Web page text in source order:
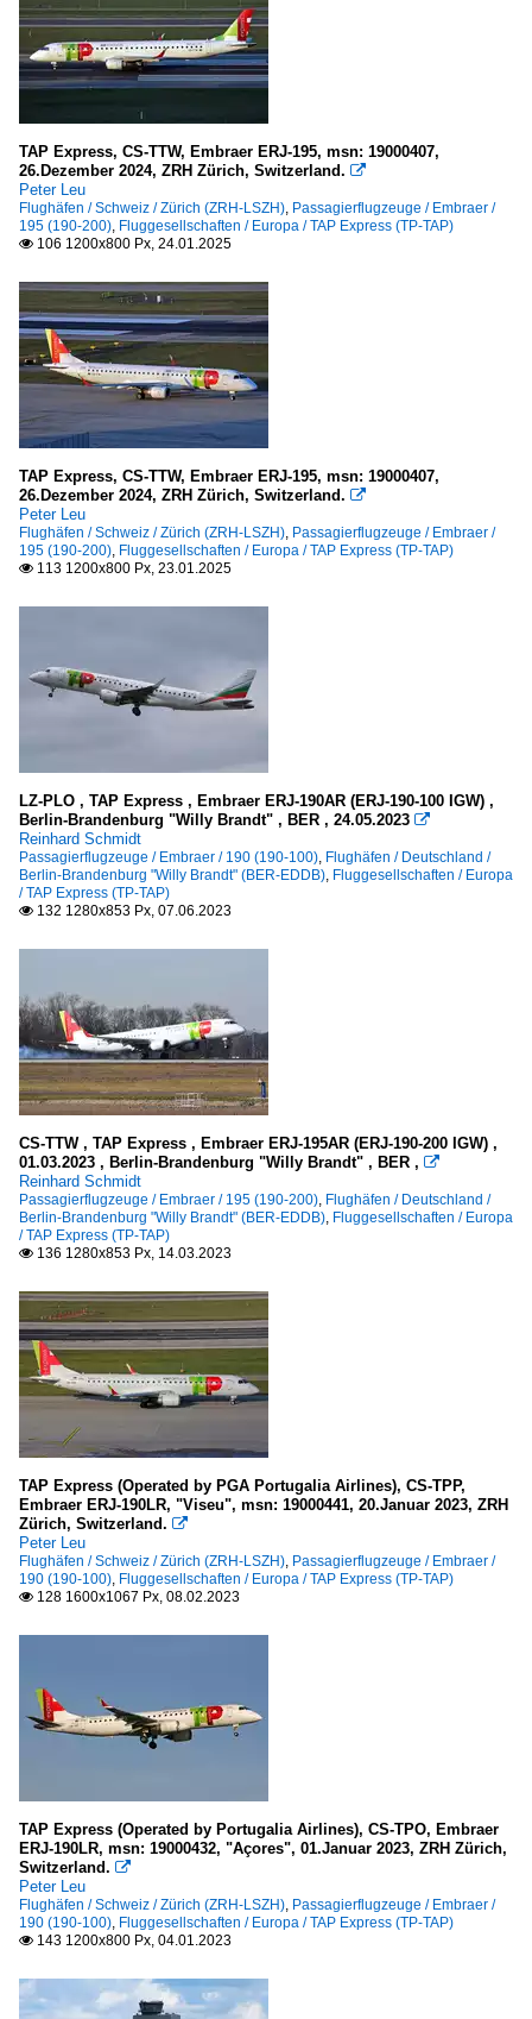
TAP Express, CS-TTW, Embraer ERJ-195, msn: 19000407,
26.Dezember 2024, ZRH Zürich, Switzerland. 
Peter Leu
Flughäfen / Schweiz / Zürich (ZRH-LSZH), Passagierflugzeuge / Embraer /
195 (190-200), Fluggesellschaften / Europa / TAP Express (TP-TAP)
 106 1200x800 Px, 24.01.2025
TAP Express, CS-TTW, Embraer ERJ-195, msn: 19000407,
26.Dezember 2024, ZRH Zürich, Switzerland. 
Peter Leu
Flughäfen / Schweiz / Zürich (ZRH-LSZH), Passagierflugzeuge / Embraer /
195 (190-200), Fluggesellschaften / Europa / TAP Express (TP-TAP)
 113 1200x800 Px, 23.01.2025
LZ-PLO , TAP Express , Embraer ERJ-190AR (ERJ-190-100 IGW) ,
Berlin-Brandenburg "Willy Brandt" , BER , 24.05.2023 
Reinhard Schmidt
Passagierflugzeuge / Embraer / 190 (190-100), Flughäfen / Deutschland /
Berlin-Brandenburg "Willy Brandt" (BER-EDDB), Fluggesellschaften / Europa
/ TAP Express (TP-TAP)
 132 1280x853 Px, 07.06.2023
CS-TTW , TAP Express , Embraer ERJ-195AR (ERJ-190-200 IGW) ,
01.03.2023 , Berlin-Brandenburg "Willy Brandt" , BER , 
Reinhard Schmidt
Passagierflugzeuge / Embraer / 195 (190-200), Flughäfen / Deutschland /
Berlin-Brandenburg "Willy Brandt" (BER-EDDB), Fluggesellschaften / Europa
/ TAP Express (TP-TAP)
 136 1280x853 Px, 14.03.2023
TAP Express (Operated by PGA Portugalia Airlines), CS-TPP,
Embraer ERJ-190LR, "Viseu", msn: 19000441, 20.Januar 2023, ZRH
Zürich, Switzerland. 
Peter Leu
Flughäfen / Schweiz / Zürich (ZRH-LSZH), Passagierflugzeuge / Embraer /
190 (190-100), Fluggesellschaften / Europa / TAP Express (TP-TAP)
 128 1600x1067 Px, 08.02.2023
TAP Express (Operated by Portugalia Airlines), CS-TPO, Embraer
ERJ-190LR, msn: 19000432, "Açores", 01.Januar 2023, ZRH Zürich,
Switzerland. 
Peter Leu
Flughäfen / Schweiz / Zürich (ZRH-LSZH), Passagierflugzeuge / Embraer /
190 (190-100), Fluggesellschaften / Europa / TAP Express (TP-TAP)
 143 1200x800 Px, 04.01.2023